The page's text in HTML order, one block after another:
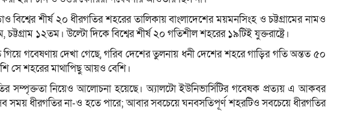
বিশ্বের শীর্ষ ২০ ধীরগতির শহরের তালিকায় বাংলাদেশের ময়মনসিংহ ও চট্টগ্রামের নামও
১২তম। উল্টো দিকে বিশ্বের শীর্ষ ২০ গতিশীল শহরের ১৯টিই যুক্তরাষ্ট্রে।
গবেষণায় দেখা গেছে, গরিব দেশের তুলনায় ধনী দেশের শহরে গাড়ির গতি অন্তত ৫০
সে শহরের মাথাপিছু আয়ও বেশি।
সম্পৃক্ততা নিয়েও আলোচনা হয়েছে। অ্যালটো ইউনিভার্সিটির গবেষক প্রত্যয় এ আকবর
সময় ধীরগতির না-ও হতে পারে; আবার সবচেয়ে ঘনবসতিপূর্ণ শহরটিও সবচেয়ে ধীরগতির